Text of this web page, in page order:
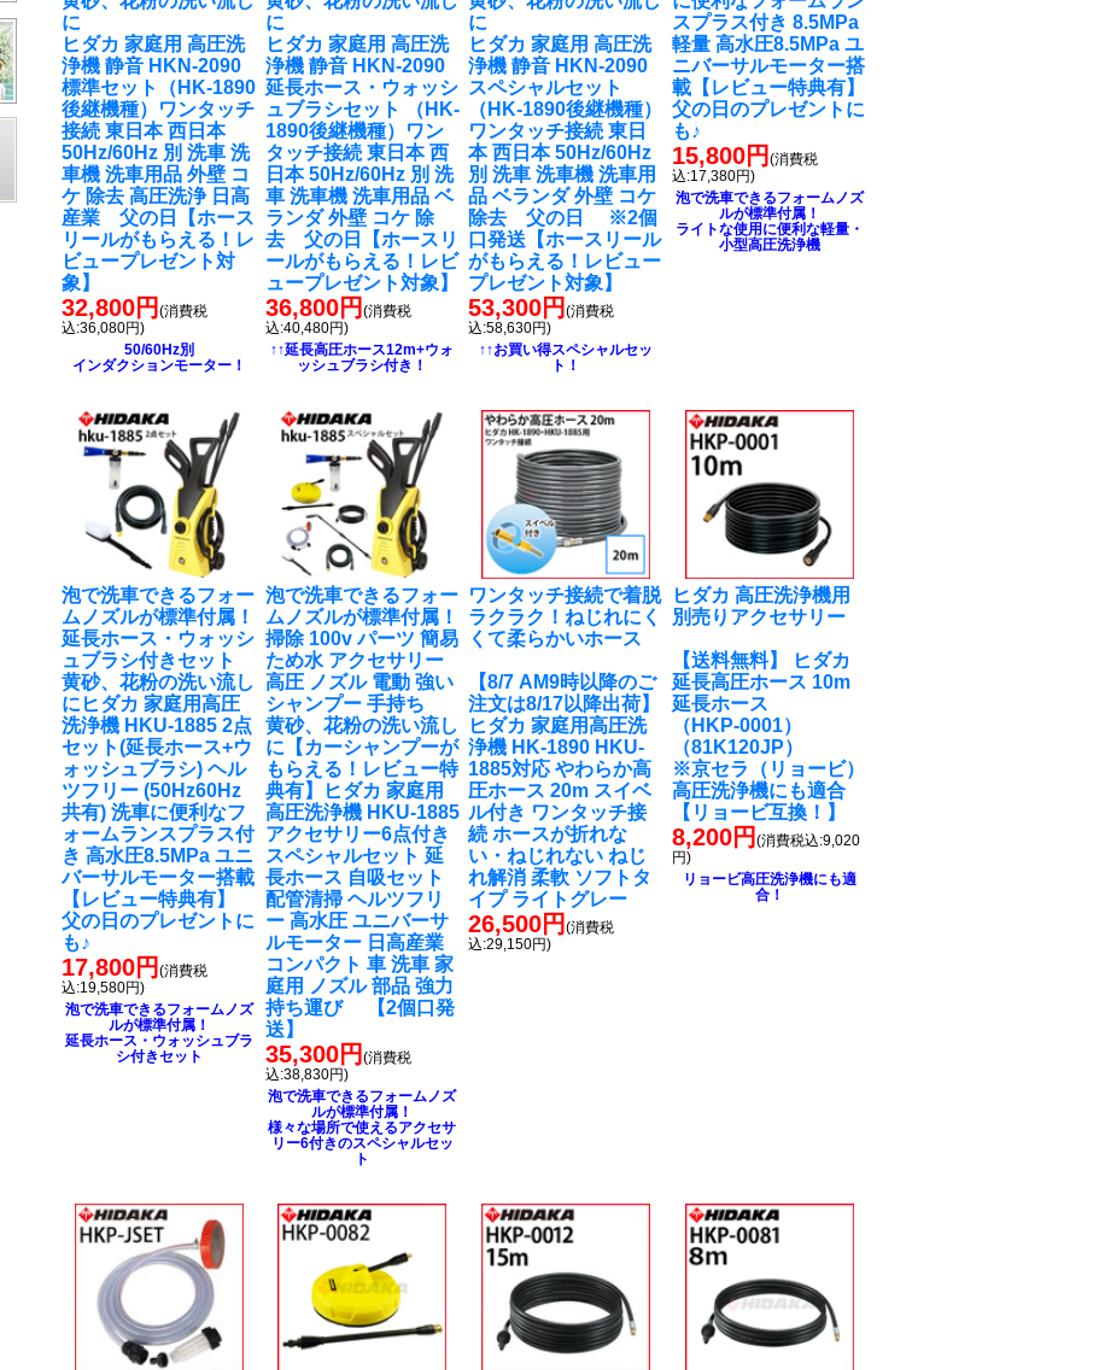
に
ヒダカ 家庭用 高圧洗
浄機 静音 HKN-2090
標準セット（HK-1890
後継機種）ワンタッチ
接続 東日本 西日本
50Hz/60Hz 別 洗車 洗
車機 洗車用品 外壁 コ
ケ 除去 高圧洗浄 日高
産業 父の日【ホース
リールがもらえる！レ
ビュープレゼント対
象】
32,800円(消費税
込:36,080円)
50/60Hz別
インダクションモーター！
に
ヒダカ 家庭用 高圧洗
浄機 静音 HKN-2090
延長ホース・ウォッシ
ュブラシセット （HK-
1890後継機種）ワン
タッチ接続 東日本 西
日本 50Hz/60Hz 別 洗
車 洗車機 洗車用品 ベ
ランダ 外壁 コケ 除
去 父の日【ホースリ
ールがもらえる！レビ
ュープレゼント対象】
36,800円 (消費税
込:40,480円)
↑↑延長高圧ホース12m+ウォ
ッシュブラシ付き！
に
ヒダカ 家庭用 高圧洗
浄機 静音 HKN-2090
スペシャルセット
（HK-1890後継機種）
ワンタッチ接続 東日
本 西日本 50Hz/60Hz
別 洗車 洗車機 洗車用
品 ベランダ 外壁 コケ
除去 父の日 ※2個
口発送【ホースリール
がもらえる！レビュー
プレゼント対象】
53,300円(消費税
込:58,630円)
↑↑お買い得スペシャルセッ
ト！
スプラス付き 8.5MPa
軽量 高水圧8.5MPa ユ
ニバーサルモーター搭
載【レビュー特典有】
父の日のプレゼントに
も♪
15,800円(消費税
込:17,380円)
泡で洗車できるフォームノズ
ルが標準付属！
ライトな使用に便利な軽量・
小型高圧洗浄機
泡で洗車できるフォー
ムノズルが標準付属！
延長ホース・ウォッシ
ュブラシ付きセット
黄砂、花粉の洗い流し
に ヒダカ 家庭用高圧
洗浄機 HKU-1885 2点
セット(延長ホース+ウ
ォッシュブラシ) ヘル
ツフリー (50Hz60Hz
共有) 洗車に便利なフ
ォームランスプラス付
き 高水圧8.5MPa ユニ
バーサルモーター搭載
【レビュー特典有】
父の日のプレゼントに
も♪
17,800円(消費税
込:19,580円)
泡で洗車できるフォームノズ
ルが標準付属！
延長ホース・ウォッシュブラ
シ付きセット
泡で洗車できるフォー
ムノズルが標準付属！
掃除 100v パーツ 簡易
ため水 アクセサリー
高圧 ノズル 電動 強い
シャンプー 手持ち
黄砂、花粉の洗い流し
に 【カーシャンプーが
もらえる！レビュー特
典有】ヒダカ 家庭用
高圧洗浄機 HKU-1885
アクセサリー6点付き
スペシャルセット 延
長ホース 自吸セット
配管清掃 ヘルツフリ
ー 高水圧 ユニバーサ
ルモーター 日高産業
コンパクト 車 洗車 家
庭用 ノズル 部品 強力
持ち運び 【2個口発
送】
35,300円 (消費税
込:38,830円)
泡で洗車できるフォームノズ
ルが標準付属！
様々な場所で使えるアクセサ
リー6付きのスペシャルセッ
ト
ワンタッチ接続で着脱
ラクラク！ねじれにく
くて柔らかいホース
【8/7 AM9時以降のご
注文は8/17以降出荷】
ヒダカ 家庭用高圧洗
浄機 HK-1890 HKU-
1885対応 やわらか高
圧ホース 20m スイベ
ル付き ワンタッチ接
続 ホースが折れな
い・ねじれない ねじ
れ解消 柔軟 ソフトタ
イプ ライトグレー
26,500円(消費税
込:29,150円)
ヒダカ 高圧洗浄機用
別売りアクセサリー
【送料無料】 ヒダカ
延長高圧ホース 10m
延長ホース
（HKP-0001）
（81K120JP）
※京セラ（リョービ）
高圧洗浄機にも適合
【リョービ互換！】
8,200円(消費税込:9,020
円)
リョービ高圧洗浄機にも適
合！